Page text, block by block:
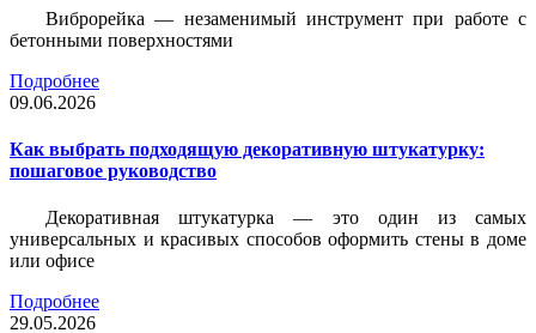
Виброрейка — незаменимый инструмент при работе с
бетонными поверхностями
Подробнее
09.06.2026
Как выбрать подходящую декоративную штукатурку:
пошаговое руководство
Декоративная штукатурка — это один из самых
универсальных и красивых способов оформить стены в доме
или офисе
Подробнее
29.05.2026